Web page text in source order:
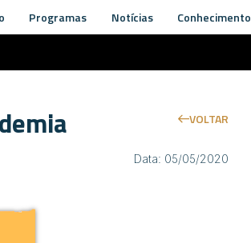
Programas Notícias Conhecimento
VOLTAR
Data: 05/05/2020